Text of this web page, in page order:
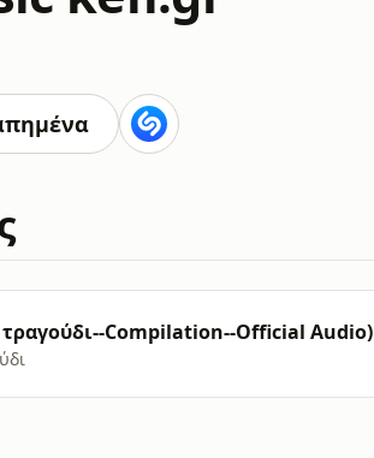
Compilation--Official Audio)